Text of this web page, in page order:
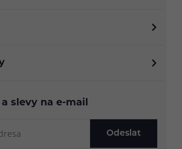
slevy na e-mail
Odeslat